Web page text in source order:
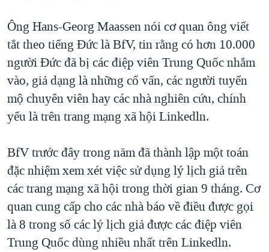
Ông Hans-Georg Maassen nói cơ quan ông viết
tắt theo tiếng Đức là BfV, tin rằng có hơn 10.000
người Đức đã bị các điệp viên Trung Quốc nhắm
vào, giả dạng là những cố vấn, các người tuyển
mộ chuyên viên hay các nhà nghiên cứu, chính
yếu là trên trang mạng xã hội Linkedln.
BfV trước đây trong năm đã thành lập một toán
đặc nhiệm xem xét việc sử dụng lý lịch giả trên
các trang mạng xã hội trong thời gian 9 tháng. Cơ
quan cung cấp cho các nhà báo về điều được gọi
là 8 trong số các lý lịch giả được các điệp viên
Trung Quốc dùng nhiều nhất trên Linkedln.